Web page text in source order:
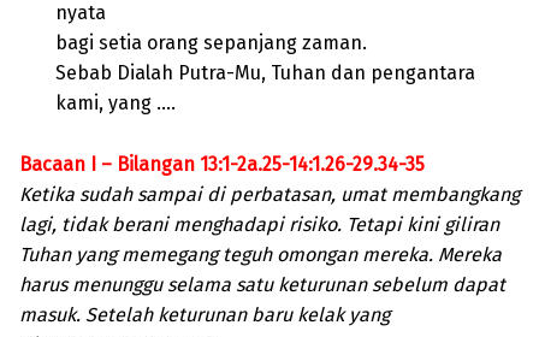
nyata
bagi setia orang sepanjang zaman.
Sebab Dialah Putra-Mu, Tuhan dan pengantara
kami, yang ….
Bacaan I – Bilangan 13:1-2a.25-14:1.26-29.34-35
Ketika sudah sampai di perbatasan, umat membangkang
lagi, tidak berani menghadapi risiko. Tetapi kini giliran
Tuhan yang memegang teguh omongan mereka. Mereka
harus menunggu selama satu keturunan sebelum dapat
masuk. Setelah keturunan baru kelak yang